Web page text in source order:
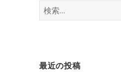
検
索:
最近の投稿